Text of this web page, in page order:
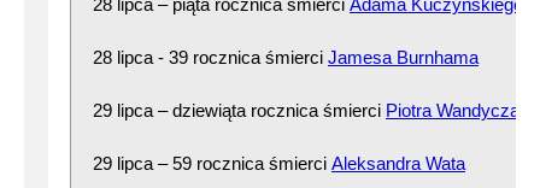
28 lipca – piąta rocznica śmierci Adama Kuczyńskiego
28 lipca - 39 rocznica śmierci Jamesa Burnhama
29 lipca – dziewiąta rocznica śmierci Piotra Wandycza
29 lipca – 59 rocznica śmierci Aleksandra Wata